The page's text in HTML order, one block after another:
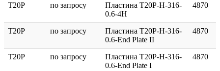
T20P по запросу
Пластина T20P-H-316-
0.6-4H
4870
T20P по запросу
Пластина T20P-H-316-
0.6-End Plate II
4870
T20P по запросу
Пластина T20P-H-316-
0.6-End Plate I
4870